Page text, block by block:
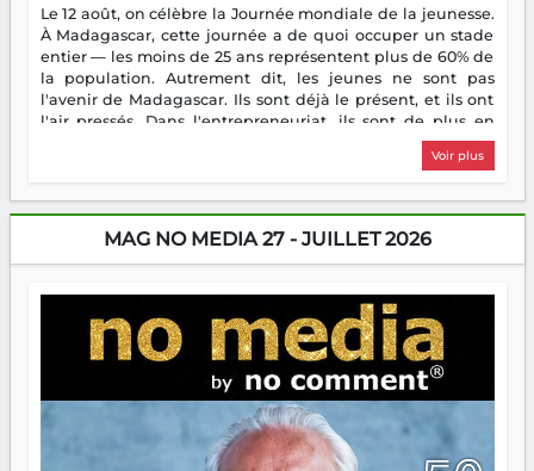
Le 12 août, on célèbre la Journée mondiale de la jeunesse.
À Madagascar, cette journée a de quoi occuper un stade
entier — les moins de 25 ans représentent plus de 60% de
la population. Autrement dit, les jeunes ne sont pas
l'avenir de Madagascar. Ils sont déjà le présent, et ils ont
l'air pressés. Dans l'entrepreneuriat, ils sont de plus en
plus nombreux à se lancer, à créer, à risquer — souvent
sans filet, souvent sans aide, mais toujours avec cette
dorment vraiment la nuit. En culture, les nouvelles sont
encore meilleures. Aina Rasamoelina vient de décrocher le
Prix RFI Instrumental Afrique. Miangaly Elia rafle le Prix
jeunes qui tiennent la torche. Alors oui, on pourrait
s'arrêter là, applaudir et rentrer chez soi satisfait. Mais ce
serait passer à côté d'une chose essentielle. La fougue, ça
brûle fort — et parfois, ça brûle vite. Une flamme sans
direction peut éclairer autant qu'elle peut consumer. C'est
là que les aînés entrent en scène — pas pour reprendre le
gouvernail, mais pour montrer où sont les récifs. Les jeunes
ont la force, les vieux ont l'expérience, comme on dit. Ce
n'est pas un combat de générations — c'est une question
Voir plus
MAG NO MEDIA 27 - JUILLET 2026